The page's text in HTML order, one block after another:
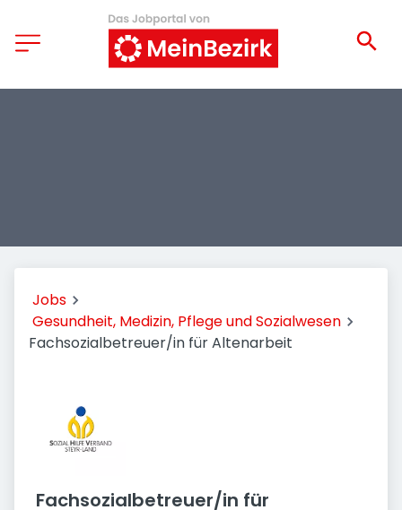
Jobs
Gesundheit, Medizin, Pflege und Sozialwesen
Fachsozialbetreuer/in für Altenarbeit
Fachsozialbetreuer/in für